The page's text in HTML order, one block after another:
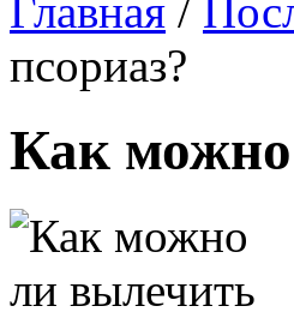
Главная /
псориаз?
Как можно